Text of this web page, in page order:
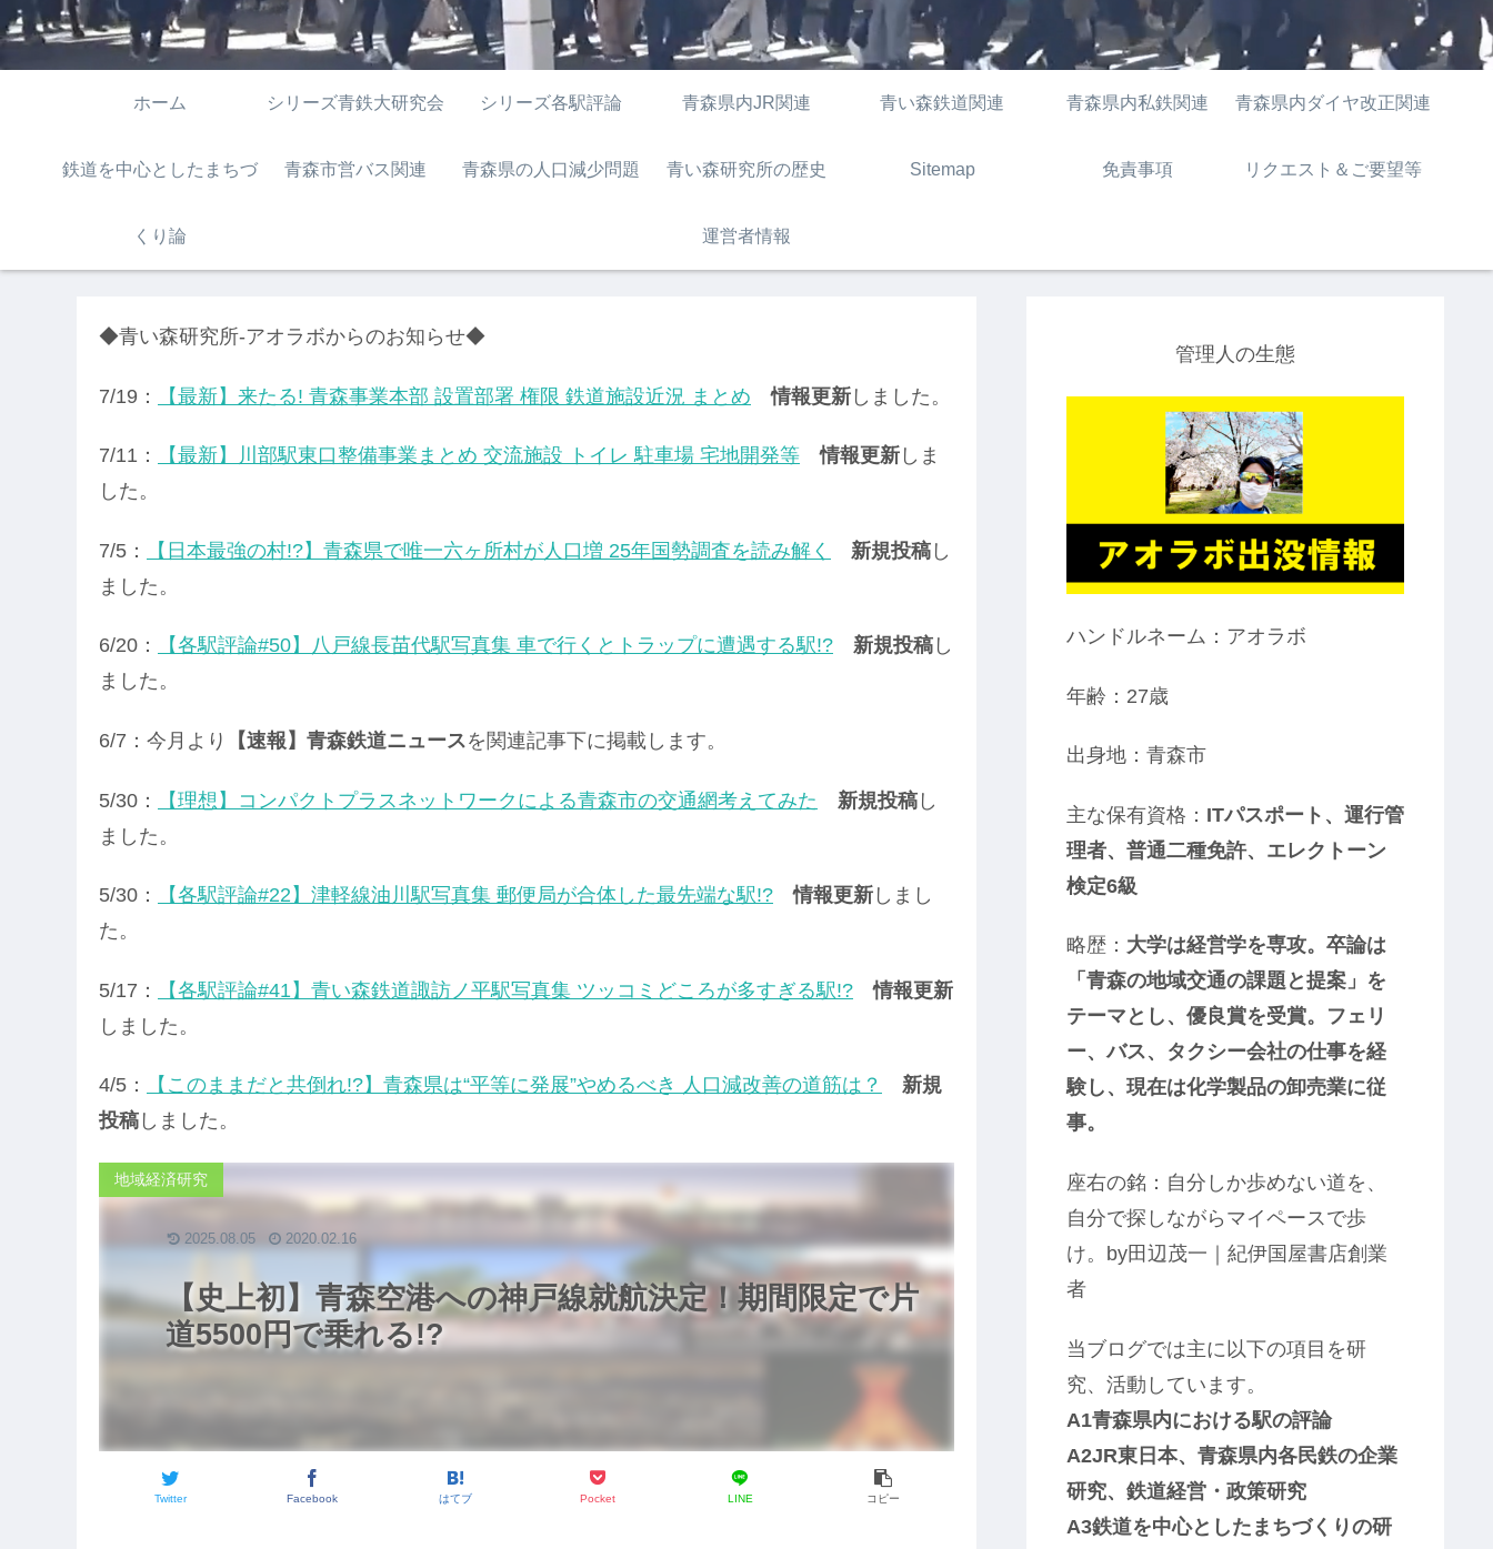
ホーム シリーズ青鉄大研究会 シリーズ各駅評論 青森県内JR関連 青い森鉄道関連 青森県内私鉄関連 青森県内ダイヤ改正関連
鉄道を中心としたまちづ
くり論
青森市営バス関連 青森県の人口減少問題 青い森研究所の歴史 Sitemap 免責事項 リクエスト＆ご要望等
運営者情報
◆青い森研究所-アオラボからのお知らせ◆
7/19： 【最新】来たる! 青森事業本部 設置部署 権限 鉄道施設近況 まとめ 情報更新 しました。
7/11： 【最新】川部駅東口整備事業まとめ 交流施設 トイレ 駐車場 宅地開発等 情報更新 しま
した。
7/5： 【日本最強の村!?】青森県で唯一六ヶ所村が人口増 25年国勢調査を読み解く 新規投稿 し
ました。
6/20： 【各駅評論#50】八戸線長苗代駅写真集 車で行くとトラップに遭遇する駅!? 新規投稿 し
ました。
6/7：今月より 【速報】青森鉄道ニュースを関連記事下に掲載します。
5/30： 【理想】コンパクトプラスネットワークによる青森市の交通網考えてみた 新規投稿 し
ました。
5/30： 【各駅評論#22】津軽線油川駅写真集 郵便局が合体した最先端な駅!? 情報更新 しまし
た。
5/17： 【各駅評論#41】青い森鉄道諏訪ノ平駅写真集 ツッコミどころが多すぎる駅!?
情報更新
しました。
4/5： 【このままだと共倒れ!?】青森県は“平等に発展”やめるべき 人口減改善の道筋は？
新規
投稿 しました。
【史上初】青森空港への神戸線就航決定！期間限定で片
道5500円で乗れる!?
地域経済研究
Twitter Facebook はてブ Pocket LINE コピー
2025.08.05 2020.02.16
管理人の生態
ハンドルネーム：アオラボ
年齢：27歳
出身地：青森市
主な保有資格： ITパスポート、運行管
理者、普通二種免許、エレクトーン
検定6級
略歴： 大学は経営学を専攻。卒論は
「青森の地域交通の課題と提案」を
テーマとし、優良賞を受賞。フェリ
ー、バス、タクシー会社の仕事を経
験し、現在は化学製品の卸売業に従
事。
座右の銘： 自分しか歩めない道を、
自分で探しながらマイペースで歩
け。by田辺茂一｜紀伊国屋書店創業
者
当ブログでは主に以下の項目を研
究、活動しています。
A1青森県内における駅の評論
A2JR東日本、青森県内各民鉄の企業
研究、鉄道経営・政策研究
A3鉄道を中心としたまちづくりの研